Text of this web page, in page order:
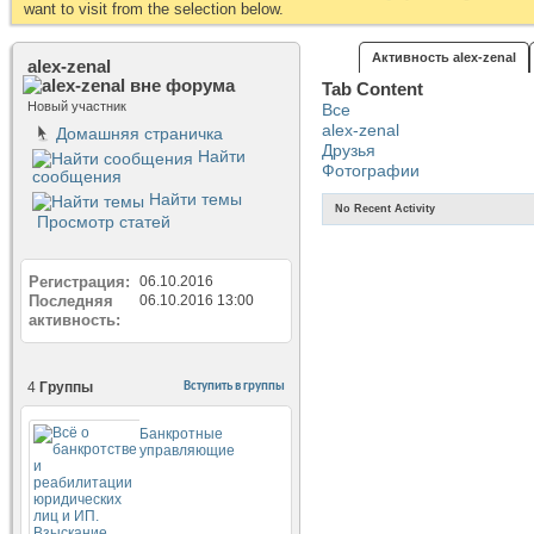
want to visit from the selection below.
alex-zenal
Новый участник
Домашняя страничка
Найти
сообщения
Найти темы
Просмотр статей
Регистрация 06.10.2016
Последняя
активность
06.10.2016 13:00
Вступить в группы
4 Группы
Банкротные
управляющие
Активность alex-zenal
Tab Content
Все
alex-zenal
Друзья
Фотографии
No Recent Activity